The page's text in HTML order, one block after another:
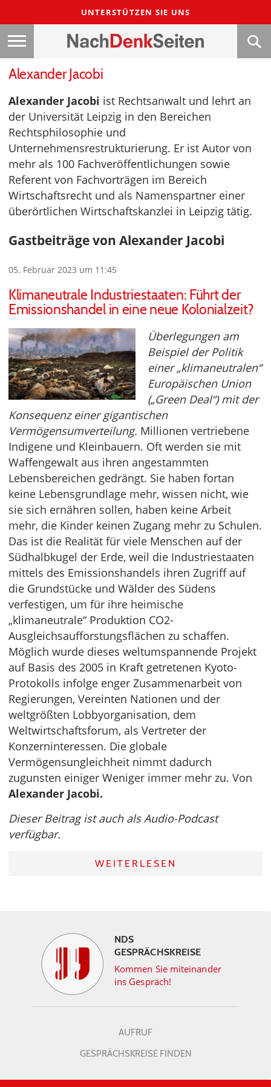
UNTERSTÜTZEN SIE UNS
Alexander Jacobi
Alexander Jacobi ist Rechtsanwalt und lehrt an
der Universität Leipzig in den Bereichen
Rechtsphilosophie und
Unternehmensrestrukturierung. Er ist Autor von
mehr als 100 Fachveröffentlichungen sowie
Referent von Fachvorträgen im Bereich
Wirtschaftsrecht und als Namenspartner einer
überörtlichen Wirtschaftskanzlei in Leipzig tätig.
Gastbeiträge von Alexander Jacobi
05. Februar 2023 um 11:45
Klimaneutrale Industriestaaten: Führt der
Emissionshandel in eine neue Kolonialzeit?
Überlegungen am
Beispiel der Politik
einer „klimaneutralen“
Europäischen Union
(„Green Deal“) mit der
Konsequenz einer gigantischen
Vermögensumverteilung. Millionen vertriebene
Indigene und Kleinbauern. Oft werden sie mit
Waffengewalt aus ihren angestammten
Lebensbereichen gedrängt. Sie haben fortan
keine Lebensgrundlage mehr, wissen nicht, wie
sie sich ernähren sollen, haben keine Arbeit
mehr, die Kinder keinen Zugang mehr zu Schulen.
Das ist die Realität für viele Menschen auf der
Südhalbkugel der Erde, weil die Industriestaaten
mittels des Emissionshandels ihren Zugriff auf
die Grundstücke und Wälder des Südens
verfestigen, um für ihre heimische
„klimaneutrale“ Produktion CO2-
Ausgleichsaufforstungsflächen zu schaffen.
Möglich wurde dieses weltumspannende Projekt
auf Basis des 2005 in Kraft getretenen Kyoto-
Protokolls infolge enger Zusammenarbeit von
Regierungen, Vereinten Nationen und der
weltgrößten Lobbyorganisation, dem
Weltwirtschaftsforum, als Vertreter der
Konzerninteressen. Die globale
Vermögensungleichheit nimmt dadurch
zugunsten einiger Weniger immer mehr zu. Von
Alexander Jacobi.
Dieser Beitrag ist auch als Audio-Podcast
verfügbar.
WEITERLESEN
NDS
GESPRÄCHSKREISE
Kommen Sie miteinander
ins Gespräch!
AUFRUF
GESPRÄCHSKREISE FINDEN